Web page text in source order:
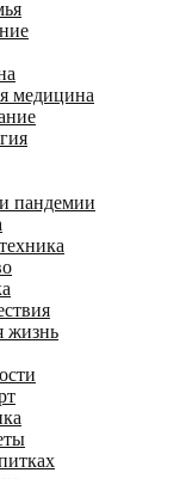
медицина
пандемии
жизнь